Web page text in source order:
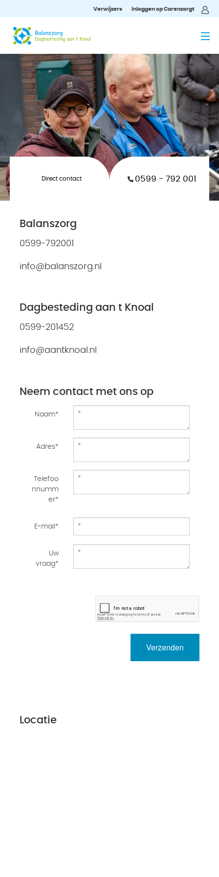
Verwijzers Inloggen op Carenzorgt
Direct contact 0599 - 792 001
Balanszorg
0599-792001
info@balanszorg.nl
Dagbesteding aan t Knoal
0599-201452
info@aantknoal.nl
Neem contact met ons op
Naam*
Adres*
Telefoo
nnumm
er*
E-mail*
Uw
vraag*
Verzenden
Locatie